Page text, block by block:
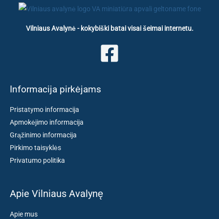
Vilniaus Avalynė - kokybiški batai visai šeimai internetu.
Informacija pirkėjams
Pristatymo informacija
Apmokėjimo informacija
Grąžinimo informacija
Pirkimo taisyklės
Privatumo politika
Apie Vilniaus Avalynę
Apie mus